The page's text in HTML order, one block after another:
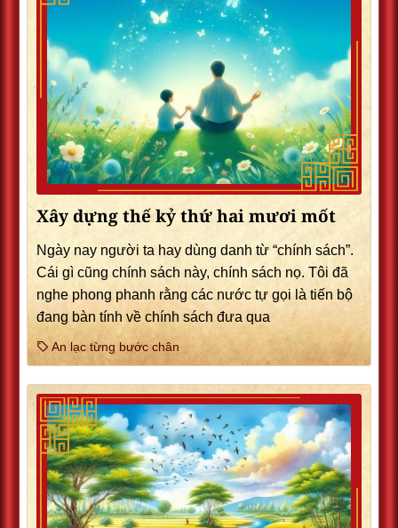
Xây dựng thế kỷ thứ hai mươi mốt
Ngày nay người ta hay dùng danh từ “chính sách”.
Cái gì cũng chính sách này, chính sách nọ. Tôi đã
nghe phong phanh rằng các nước tự gọi là tiến bộ
đang bàn tính về chính sách đưa qua
An lạc từng bước chân